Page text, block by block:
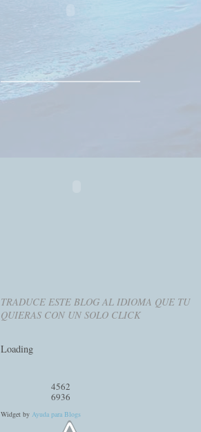
TRADUCE ESTE BLOG AL IDIOMA QUE TU
QUIERAS CON UN SOLO CLICK
Loading
4562
6936
Widget by Ayuda para Blogs